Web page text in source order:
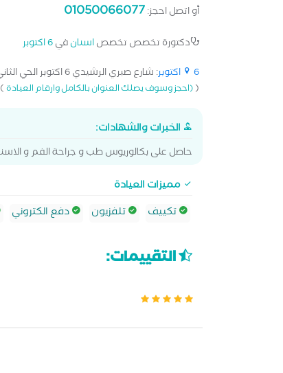
أو اتصل احجز:01050066077
دكتورة تخصص تخصصاسنانفي6 اكتوبر
6 اكتوبر
: شارع صبري الرشيدي 6 اكتوبر الحي الثاني مجاورة ثالثة[...]
((احجز وسوف يصلك العنوان بالكامل وارقام العيادة)
الخبرات والشهادات:
حاصل على بكالوريوس طب و جراحة الفم و
مميزات العيادة
تكييف
تلفزيون دفع الكتروني
التقييمات: